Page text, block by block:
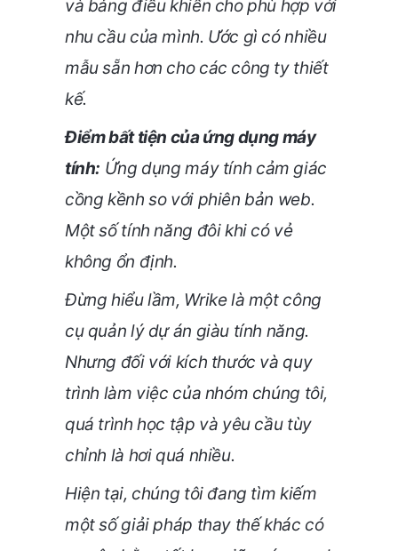
và bảng điều khiển cho phù hợp với
nhu cầu của mình. Ước gì có nhiều
mẫu sẵn hơn cho các công ty thiết
kế.
Điểm bất tiện của ứng dụng máy
tính: Ứng dụng máy tính cảm giác
cồng kềnh so với phiên bản web.
Một số tính năng đôi khi có vẻ
không ổn định.
Đừng hiểu lầm, Wrike là một công
cụ quản lý dự án giàu tính năng.
Nhưng đối với kích thước và quy
trình làm việc của nhóm chúng tôi,
quá trình học tập và yêu cầu tùy
chỉnh là hơi quá nhiều.
Hiện tại, chúng tôi đang tìm kiếm
một số giải pháp thay thế khác có